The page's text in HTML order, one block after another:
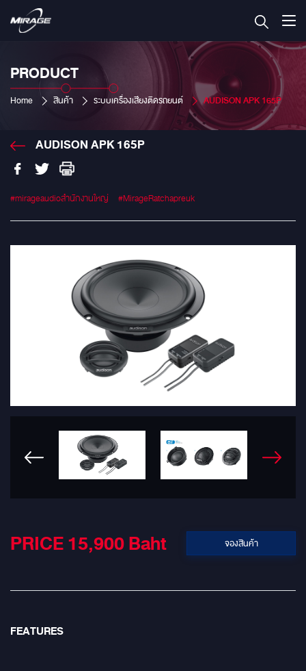
PRODUCT
Home สินค้า ระบบเครื่องเสียงติดรถยนต์ AUDISON APK 165P
AUDISON APK 165P
#mirageaudioสำนักงานใหญ่ #MirageRatchapreuk
PRICE 15,900Baht จองสินค้า
FEATURES